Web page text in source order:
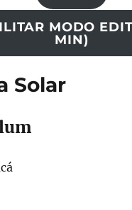
Solar
MODO
MIN)